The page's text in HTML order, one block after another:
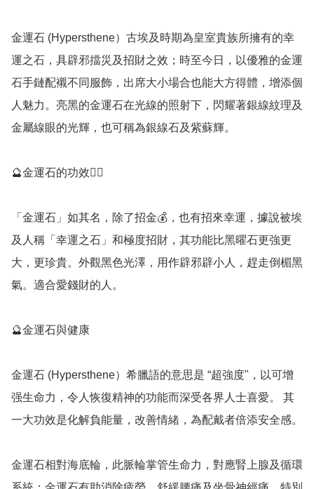
金運石 (Hypersthene）古埃及時期為皇室貴族所擁有的幸
運之石，具辟邪擋災及招財之效；時至今日，以優雅的金運
石手鏈配襯不同服飾，出席大小場合也能大方得體，增添個
人魅力。亮黑的金運石在光線的照射下，閃耀著銀線紋理及
金屬線眼的光輝，也可稱為銀線石及紫蘇輝。
🔮金運石的功效💁‍♀️
「金運石」如其名，除了招金💰，也有招來幸運，據說被埃
及人稱「幸運之石」和極度招財，其功能比黑曜石更強更
大，更珍貴。外觀黑色光澤，用作辟邪辟小人，趕走倒楣黑
氣。適合愛錢財的人。
🔮金運石與健康
金運石 (Hypersthene）希臘語的意思是 “超強度"，以可增
强生命力，令人恢復精神的功能而深受各界人士喜愛。 其
一大功效是化解負能量，改善情緒，為配戴者倍添安全感。
金運石相對海底輪，此脈輪掌管生命力，對應腎上腺及循環